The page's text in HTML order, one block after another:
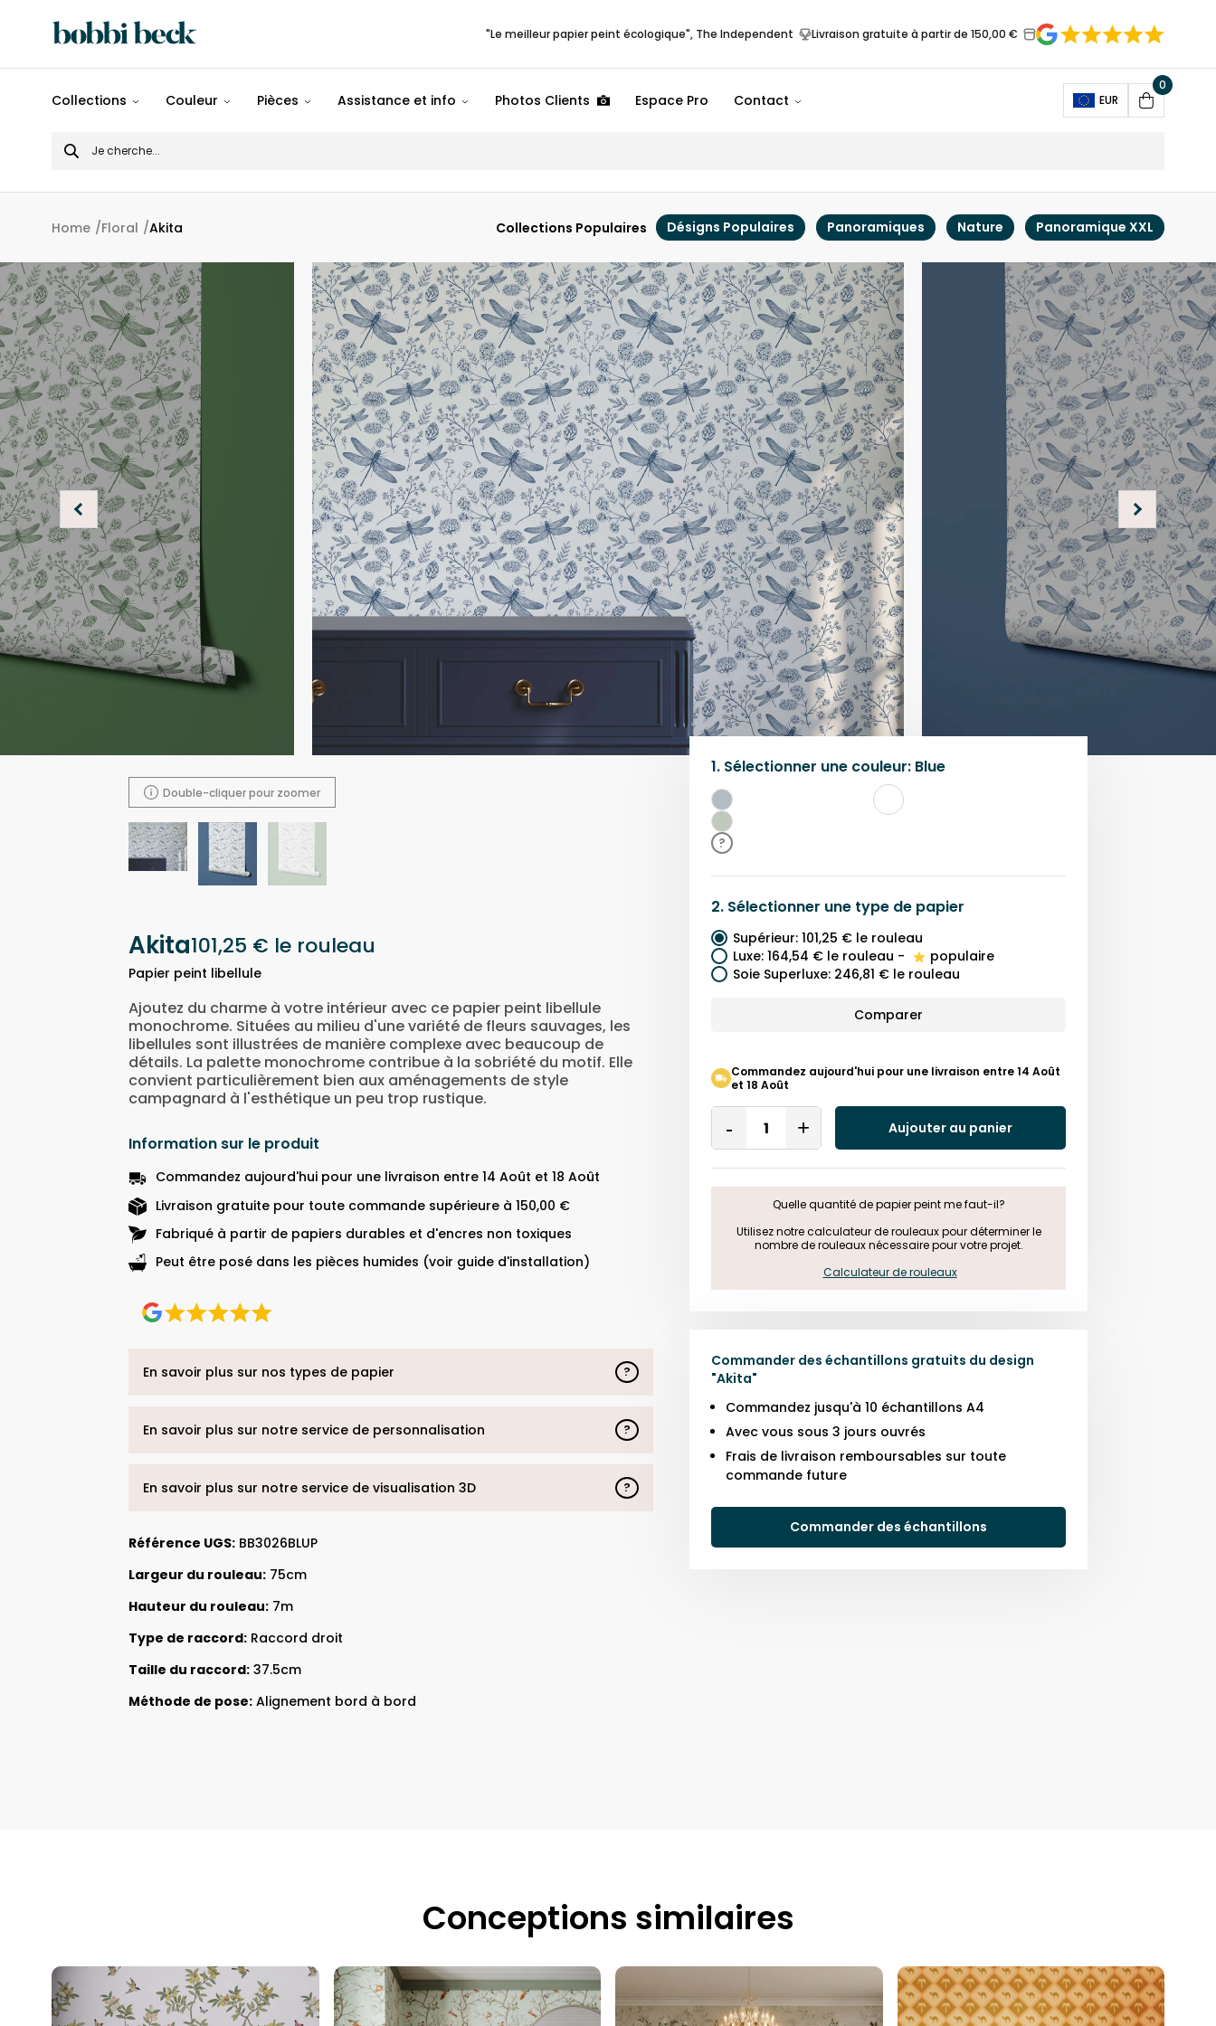
"Le meilleur papier peint écologique", The Independent Livraison gratuite à partir de 150,00 €
Populaires
Panoramiques
Collections Couleur Pièces Assistance et info Photos Clients Espace Pro Contact EUR
Open
Cart
0
Search
for
Home Floral Akita Collections Populaires Désigns Populaires Panoramiques Nature Panoramique XXL
Double-cliquer pour zoomer
Akita101,25 € le rouleau
Papier peint libellule
1. Sélectionner une couleur: Blue
Bleu
Vert
?
2. Sélectionner une type de papier
Supérieur: 101,25 € le rouleau
Luxe: 164,54 € le rouleau -
populaire
Soie Superluxe: 246,81 € le rouleau
Comparer
Commandez aujourd'hui pour une livraison entre 14 Août
et 18 Août
Quantity
Remove
One
Add
One
Aujouter au panier
Quelle quantité de papier peint me faut-il?
Utilisez notre calculateur de rouleaux pour déterminer le
nombre de rouleaux nécessaire pour votre projet.
Calculateur de rouleaux
Commander des échantillons gratuits du design
"Akita"
Commandez jusqu'à 10 échantillons A4
Avec vous sous 3 jours ouvrés
Frais de livraison remboursables sur toute
commande future
Commander des échantillons
Ajoutez du charme à votre intérieur avec ce papier peint libellule
monochrome. Situées au milieu d'une variété de fleurs sauvages, les
libellules sont illustrées de manière complexe avec beaucoup de
détails. La palette monochrome contribue à la sobriété du motif. Elle
convient particulièrement bien aux aménagements de style
campagnard à l'esthétique un peu trop rustique.
Information sur le produit
Commandez aujourd'hui pour une livraison entre 14 Août et 18 Août
Livraison gratuite pour toute commande supérieure à 150,00 €
Fabriqué à partir de papiers durables et d'encres non toxiques
Peut être posé dans les pièces humides (voir guide d'installation)
En savoir plus sur nos types de papier ?
En savoir plus sur notre service de personnalisation ?
En savoir plus sur notre service de visualisation 3D ?
Référence UGS: BB3026BLUP
Largeur du rouleau: 75cm
Hauteur du rouleau: 7m
Type de raccord: Raccord droit
Taille du raccord: 37.5cm
Méthode de pose: Alignement bord à bord
Conceptions similaires